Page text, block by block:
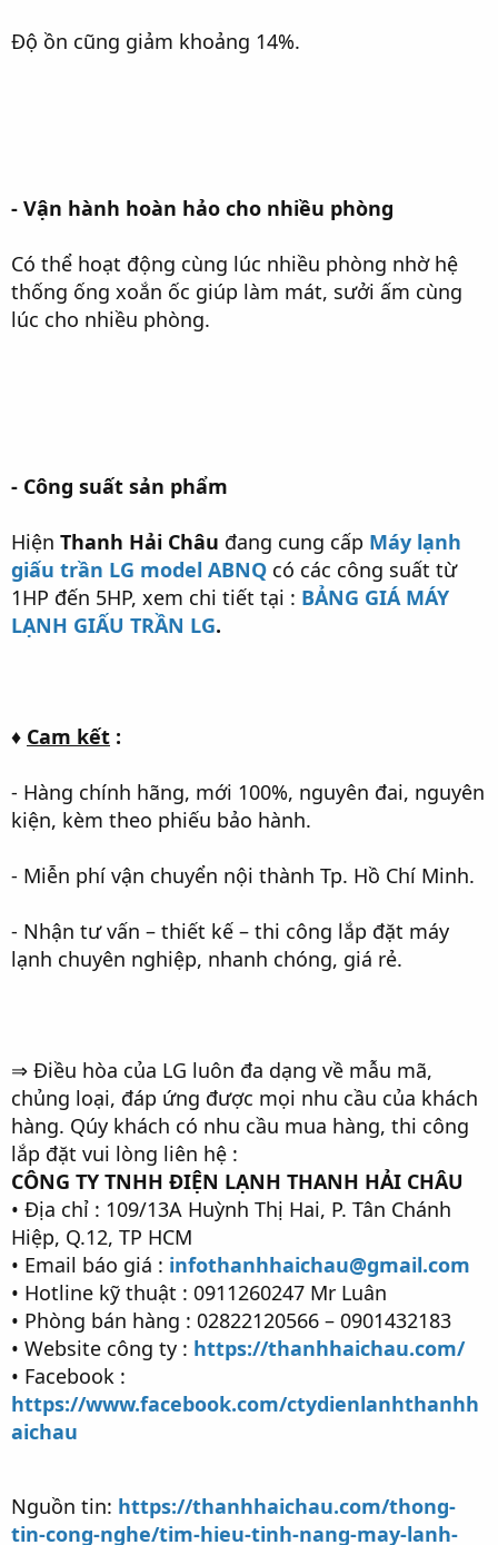
Ðộ ồn cũng giảm khoảng 14%.
- Vận hành hoàn hảo cho nhiều phòng
Có thể hoạt động cùng lúc nhiều phòng nhờ hệ
thống ống xoắn ốc giúp làm mát, sưởi ấm cùng
lúc cho nhiều phòng.
- Công suất sản phẩm
Hiện Thanh Hải Châu đang cung cấp Máy lạnh
giấu trần LG model ABNQ có các công suất từ
1HP đến 5HP, xem chi tiết tại : BẢNG GIÁ MÁY
LẠNH GIẤU TRẦN LG.
♦ Cam kết :
- Hàng chính hãng, mới 100%, nguyên đai, nguyên
kiện, kèm theo phiếu bảo hành.
- Miễn phí vận chuyển nội thành Tp. Hồ Chí Minh.
- Nhận tư vấn – thiết kế – thi công lắp đặt máy
lạnh chuyên nghiệp, nhanh chóng, giá rẻ.
⇒ Điều hòa của LG luôn đa dạng về mẫu mã,
chủng loại, đáp ứng được mọi nhu cầu của khách
hàng. Qúy khách có nhu cầu mua hàng, thi công
lắp đặt vui lòng liên hệ :
CÔNG TY TNHH ĐIỆN LẠNH THANH HẢI CHÂU
• Địa chỉ : 109/13A Huỳnh Thị Hai, P. Tân Chánh
Hiệp, Q.12, TP HCM
• Email báo giá : infothanhhaichau@gmail.com
• Hotline kỹ thuật : 0911260247 Mr Luân
• Phòng bán hàng : 02822120566 – 0901432183
• Website công ty : https://thanhhaichau.com/
• Facebook :
https://www.facebook.com/ctydienlanhthanhh
aichau
Nguồn tin: https://thanhhaichau.com/thong-
tin-cong-nghe/tim-hieu-tinh-nang-may-lanh-